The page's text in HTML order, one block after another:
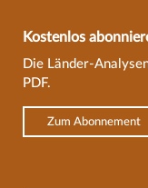
Kostenlos
Die Länder-
PDF.
Zum Abonnement